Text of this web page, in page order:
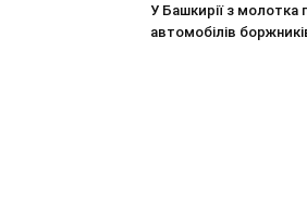
У Башкирії з молотка
автомобілів